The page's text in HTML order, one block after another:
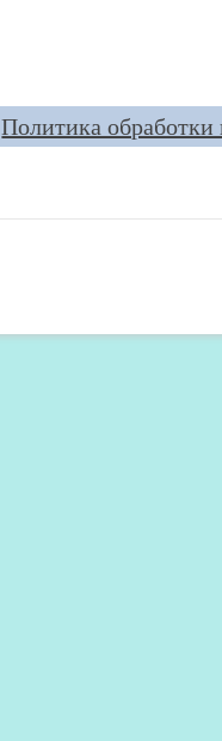
Политика